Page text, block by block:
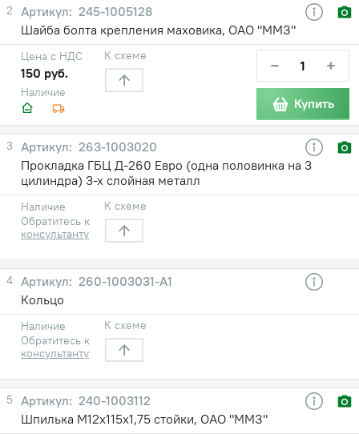
2
245-1005128
Шайба болта крепления маховика, ОАО "ММЗ"
Наличие
Цена с НДС
150 руб.
К схеме − +
Купить
3
263-1003020
Прокладка ГБЦ Д-260 Евро (одна половинка на 3
цилиндра) 3-х слойная металл
Наличие
Обратитесь к
консультанту
К схеме
4
260-1003031-А1
Кольцо
Наличие
Обратитесь к
консультанту
К схеме
5
240-1003112
Шпилька М12х115х1,75 стойки, ОАО "ММЗ"